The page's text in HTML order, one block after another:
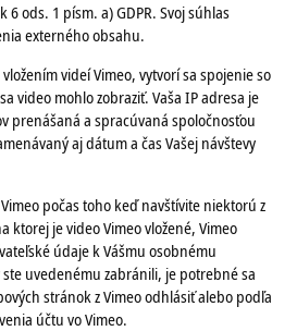
6 ods. 1 písm. a) GDPR. Svoj súhlas
externého obsahu.
videí Vimeo, vytvorí sa spojenie so
video mohlo zobraziť. Vaša IP adresa je
prenášaná a spracúvaná spoločnosťou
aj dátum a čas Vašej návštevy
počas toho keď navštívite niektorú z
ktorej je video Vimeo vložené, Vimeo
údaje k Vášmu osobnému
uvedenému zabránili, je potrebné sa
stránok z Vimeo odhlásiť alebo podľa
účtu vo Vimeo.